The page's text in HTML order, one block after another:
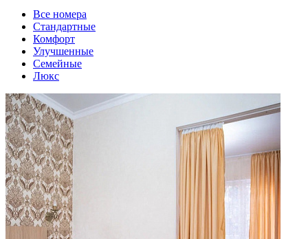
Вcе номера
Стандартные
Комфорт
Улучшенные
Семейные
Люкс